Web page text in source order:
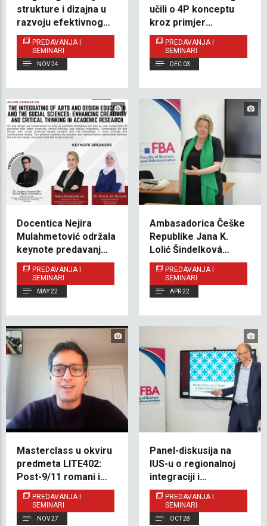
strukture i dizajna u
razvoju efektivnog
menadžerskog
liderstva: uvid iz
perspektive prakse
PREDAVANJA I
SEMINARI
NOV 24
učili o 4P konceptu
kroz primjer
EtnoDesign.se
PREDAVANJA I
SEMINARI
DEC 03
Docentica Nejira
Mulahmetović održala
keynote predavanje
na međunarodnom
seminaru o
interdisciplinarnom
PREDAVANJA I
SEMINARI
MAY 22
Ambasadorica Češke
Republike Jana K.
Lolić Šindelková
posjetila IUS u okviru
Shuttle Diplomacy
Talks
PREDAVANJA I
SEMINARI
APR 22
Masterclass u okviru
predmeta LITE402:
Post-9/11 romani i
„zig-zag” struktura
kratke priče
PREDAVANJA I
SEMINARI
NOV 27
Panel-diskusija na
IUS-u o regionalnoj
integraciji i
ekonomskim
reformama
PREDAVANJA I
SEMINARI
OCT 28